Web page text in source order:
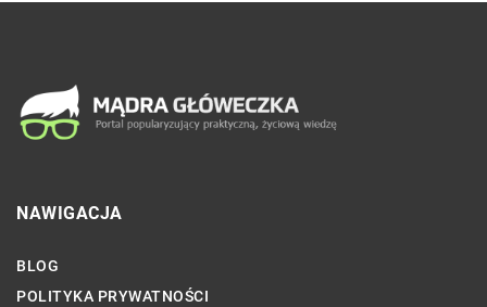
NAWIGACJA
BLOG
POLITYKA PRYWATNOŚCI